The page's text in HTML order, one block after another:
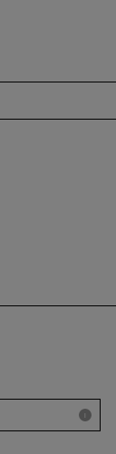
i